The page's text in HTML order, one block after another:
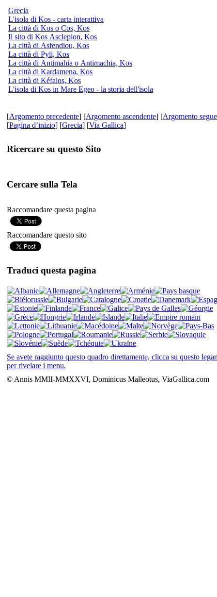
Grecia
L'isola di Kos - carta interattiva
La città di Kos o Cos, Kos
Il sito di Kos Asclepion, Kos
La città di Asfendiou, Kos
La città di Pyli, Kos
La città di Antimahia o Antimachia, Kos
La città di Kardamena, Kos
La città di Kéfalos, Kos
L'isola di Kos in Mare Egeo - la storia dell'isola
[Argomento precedente] [Argomento ascendente] [Argomento
[Pagina d’inizio] [Grecia] [Via Gallica]
Ricercare su questo Sito
Cercare sulla Tela
Raccomandare questa pagina
Raccomandare questo sito
Traduci questa pagina
Se avete raggiunto questo quadro direttamente, clicca su questo
per rivelare i menu.
© Annis MMII-MMXXVI, Dominicus Malleotus, ViaGallica.com